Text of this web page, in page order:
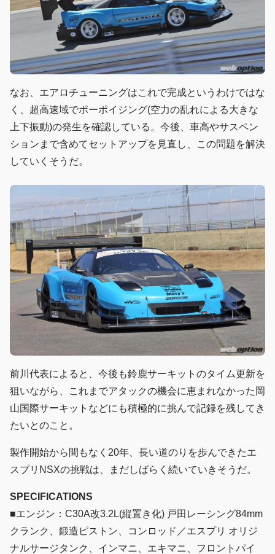
なお、エアロチューニングはこれで完成というわけではな
く、超高速域でポーポイジング(空力の乱れによる大きな
上下振動)の発生を確認している。今後、車高やサスペン
ションまで含めてセットアップを見直し、この問題を解決
していくそうだ。
前川代表によると、今後も鈴鹿サーキットのタイム更新を
狙いながら、これまでアタックの機会に恵まれなかった岡
山国際サーキットなどにも積極的に挑んで記録を残してき
たいとのこと。
製作開始から間もなく20年、長い道のりを歩んできたエ
スプリNSXの挑戦は、まだしばらく続いていきそうだ。
SPECIFICATIONS
■エンジン：C30A改3.2L(縦置き化) 戸田レーシング84mm
クランク、鍛造ピストン、コンロッド／エスプリ オリジ
ナルサージタンク、インマニ、エキマニ、フロントパイ